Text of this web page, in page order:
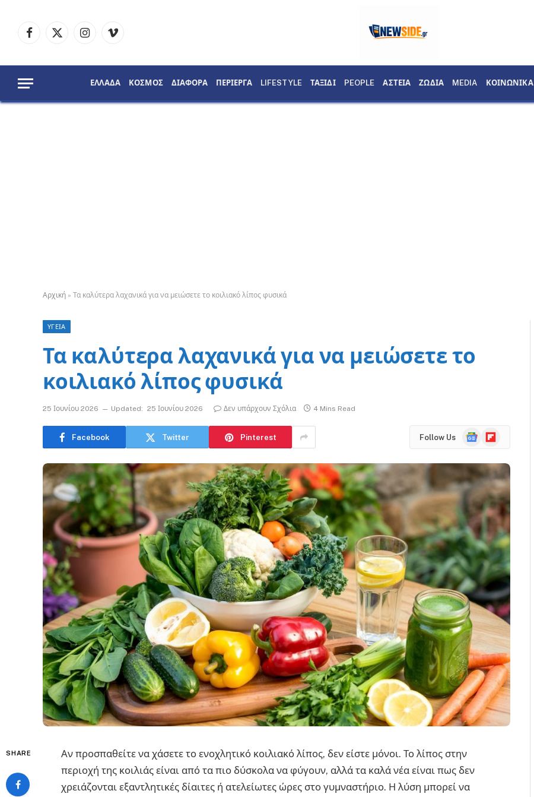
Facebook
X
InstagramVimeo
ΕΛΛΑΔΑ ΚΟΣΜΟΣ ΔΙΑΦΟΡΑ ΠΕΡΙΕΡΓΑ LIFESTYLE ΤΑΞΙΔΙ PEOPLE ΑΣΤΕΙΑ ΖΩΔΙΑ MEDIA ΚΟΙΝΩΝΙΚΑ
Αρχική » Τα καλύτερα λαχανικά για να μειώσετε το κοιλιακό λίπος φυσικά
ΥΓΕΙΑ
Τα καλύτερα λαχανικά για να μειώσετε το
κοιλιακό λίπος φυσικά
25 Ιουνίου 2026 Updated: 25 Ιουνίου 2026 Δεν υπάρχουν Σχόλια 4 Mins Read
Facebook Twitter Pinterest Follow Us
GoogleFlipboard
SHARE
Αν προσπαθείτε να χάσετε το ενοχλητικό κοιλιακό λίπος, δεν είστε μόνοι. Το λίπος στην
περιοχή της κοιλιάς είναι από τα πιο δύσκολα να φύγουν, αλλά τα καλά νέα είναι πως δεν
χρειάζονται εξαντλητικές δίαιτες ή ατελείωτες ώρες στο γυμναστήριο. Η λύση μπορεί να